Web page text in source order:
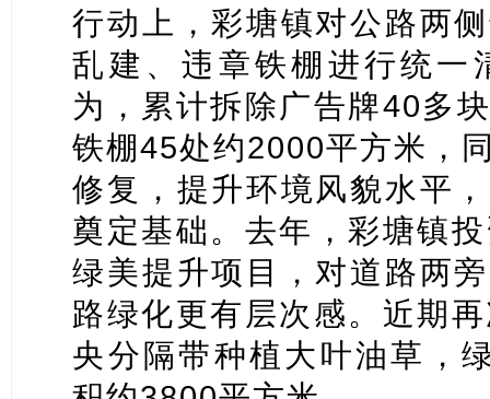
行动上，彩塘镇对公路两
乱建、违章铁棚进行统一
为，累计拆除广告牌40多
铁棚45处约2000平方米，
修复，提升环境风貌水平
奠定基础。去年，彩塘镇
绿美提升项目，对道路两
路绿化更有层次感。近期
央分隔带种植大叶油草，